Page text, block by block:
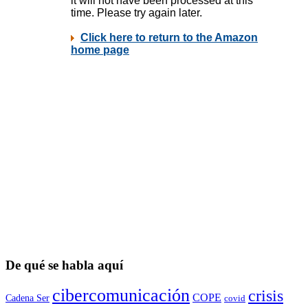
De qué se habla aquí
Cadena Ser cibercomunicación COPE covid crisis